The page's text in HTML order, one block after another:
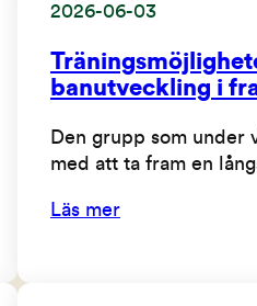
2026-06-03
banutveckling i
Den grupp som under
med att ta fram en
Läs mer